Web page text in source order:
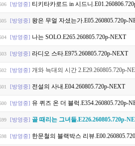
[방영중] 티키타카로드 in 시드니
[방영중] 왕은 무얼 자셨는가.E05.260805.720p-
[방영중] 나는 SOLO.E265.260805.720p-NEXT
[방영중] 라디오 스타.E975.260805.720p-NEXT
[방영중] 개와 늑대의 시간 2.E29.260805.720p-
[방영중] 전설의 사내.E04.260805.720p-NEXT
[방영중] 유 퀴즈 온 더 블럭.E354.260805.720p-
[방영중] 골 때리는 그녀들.E226.260805.720p-
[방영중] 한문철의 블랙박스 리뷰